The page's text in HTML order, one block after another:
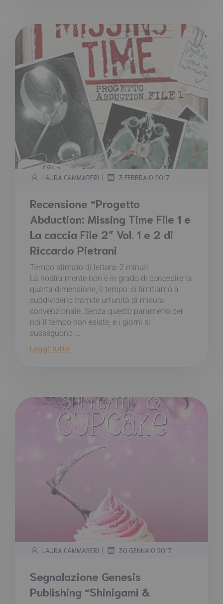
LAURA CAMMARERI | 3 FEBBRAIO 2017
Recensione “Progetto
Abduction: Missing Time File 1 e
La caccia File 2″ Vol. 1 e 2 di
Riccardo Pietrani
Tempo stimato di lettura: 2 minuti
La nostra mente non è in grado di concepire la
quarta dimensione, il tempo: ci limitiamo a
suddividerlo tramite un'unità di misura
convenzionale. Senza questo parametro per
noi il tempo non esiste, e i giorni si
susseguono ...
Leggi tutto
LAURA CAMMARERI | 30 GENNAIO 2017
Segnalazione Genesis
Publishing “Shinigami &